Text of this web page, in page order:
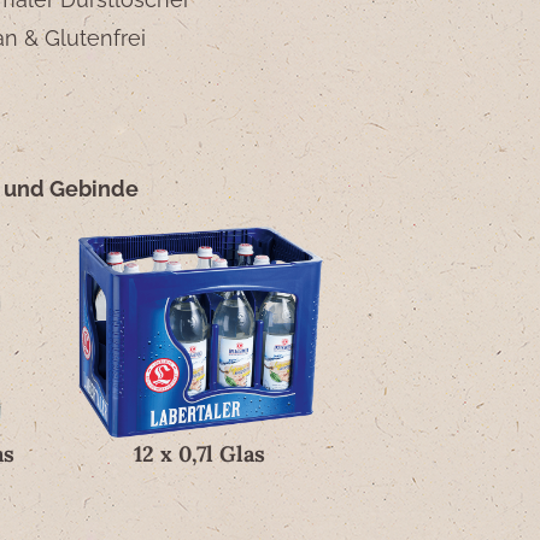
& Glutenfrei
Gebinde
12 x 0,7l Glas